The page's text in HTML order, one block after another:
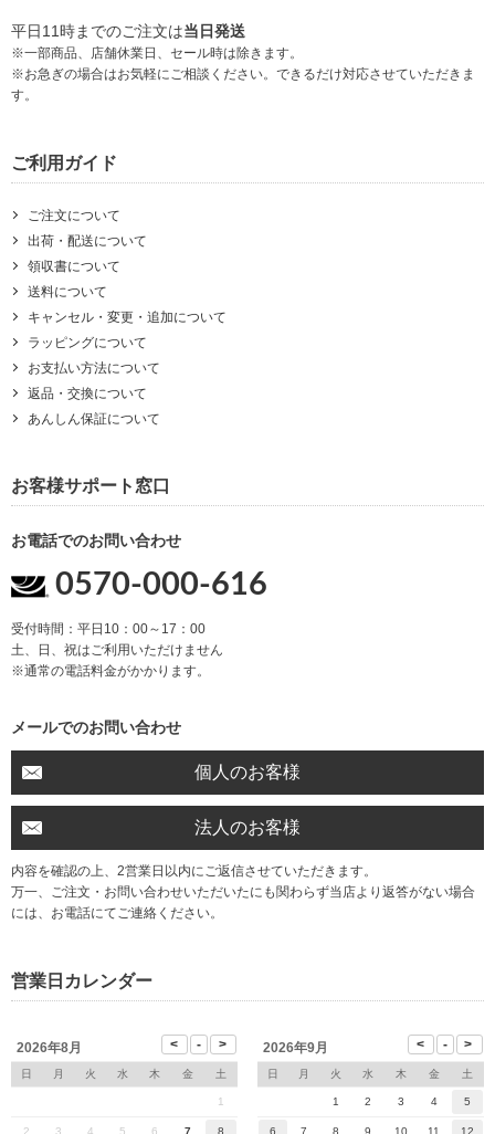
平日11時までのご注文は当日発送
※一部商品、店舗休業日、セール時は除きます。
※お急ぎの場合はお気軽にご相談ください。できるだけ対応させていただきま
す。
ご利用ガイド
ご注文について
出荷・配送について
領収書について
送料について
キャンセル・変更・追加について
ラッピングについて
お支払い方法について
返品・交換について
あんしん保証について
お客様サポート窓口
お電話でのお問い合わせ
0570-000-616
受付時間：平日10：00～17：00
土、日、祝はご利用いただけません
※通常の電話料金がかかります。
メールでのお問い合わせ
個人のお客様
法人のお客様
内容を確認の上、2営業日以内にご返信させていただきます。
万一、ご注文・お問い合わせいただいたにも関わらず当店より返答がない場合
には、お電話にてご連絡ください。
営業日カレンダー
2026年8月
日 月 火 水 木 金 土
1
2 3 4 5 6 7 8
2026年9月
日 月 火 水 木 金 土
1 2 3 4 5
6 7 8 9 10 11 12